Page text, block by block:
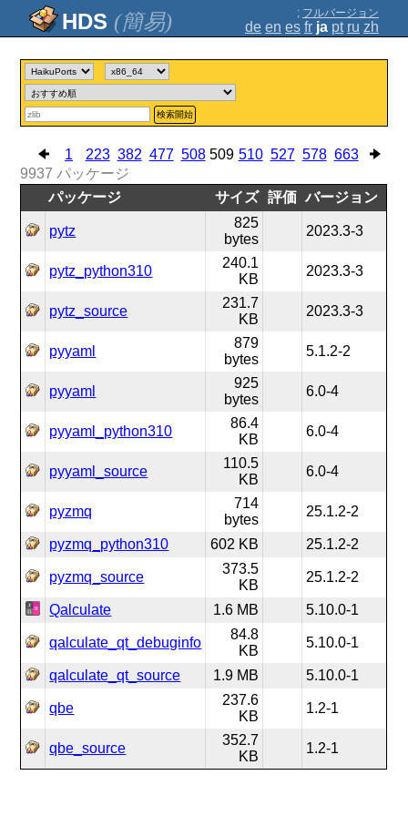
(簡易) ; フルバージョン
de en es fr ja pt ru zh
検索開始
1 223 382 477 508 509 510 527 578 663
9937 パッケージ
パッケージ
サイズ 評価 バージョン
pytz
825
bytes
2023.3-3
pytz_python310
240.1
KB
2023.3-3
pytz_source
231.7
KB
2023.3-3
pyyaml
879
bytes
5.1.2-2
pyyaml
925
bytes
6.0-4
pyyaml_python310
86.4
KB
6.0-4
pyyaml_source
110.5
KB
6.0-4
pyzmq
714
bytes
25.1.2-2
pyzmq_python310 602 KB 25.1.2-2
pyzmq_source
373.5
KB
25.1.2-2
Qalculate 1.6 MB 5.10.0-1
qalculate_qt_debuginfo
84.8
KB
5.10.0-1
qalculate_qt_source 1.9 MB 5.10.0-1
qbe
237.6
KB
1.2-1
qbe_source
352.7
KB
1.2-1